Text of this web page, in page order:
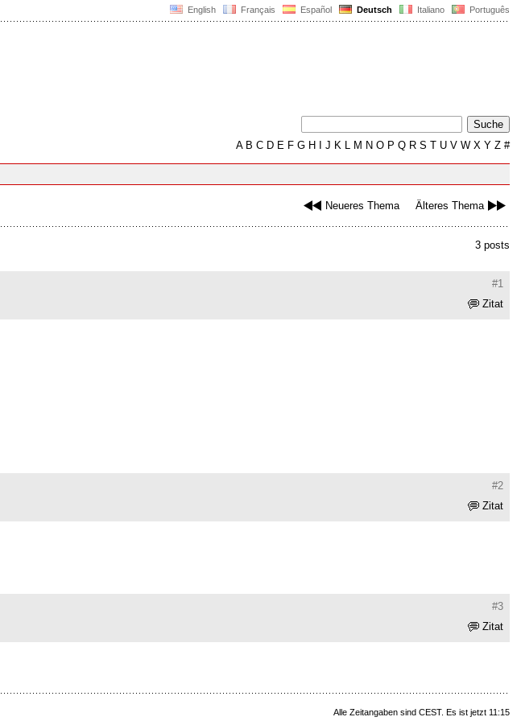
English Français Español Deutsch Italiano Português
AB C D E F G H J K L M N O P Q R S T U V W X Y Z #
Neueres Thema Älteres Thema
3 posts
#1
Zitat
#2
Zitat
#3
Zitat
Alle Zeitangaben sind CEST. Es ist jetzt 11:15